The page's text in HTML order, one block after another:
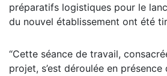
préparatifs logistiques pour le
du nouvel établissement ont été
“Cette séance de travail,
projet, s’est déroulée en présence